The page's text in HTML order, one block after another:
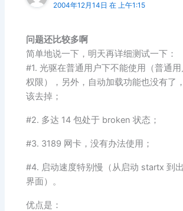
2004年12月14日 在 上午1:15
问题还比较多啊
简单地说一下，明天再详细测试一下：
#1. 光驱在普通用户下不能使用（普通
权限），另外，自动加载功能也没有了
该去掉；
#2. 多达 14 包处于 broken 状态；
#3. 3189 网卡，没有办法使用；
#4. 启动速度特别慢（从启动 startx 到
界面）。
优点是：